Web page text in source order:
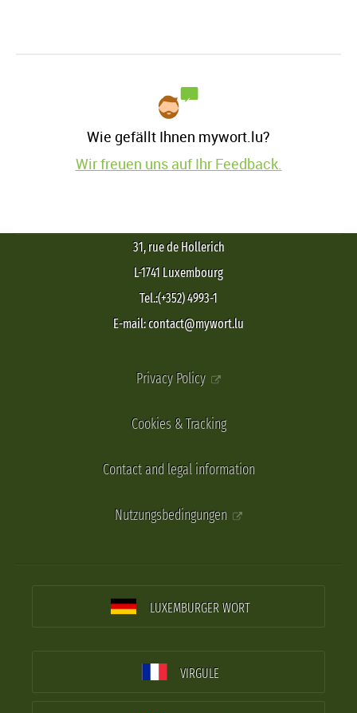
Wie gefällt Ihnen mywort.lu?
Wir freuen uns auf Ihr Feedback.
31, rue de Hollerich
L-1741 Luxembourg
Tel.:(+352) 4993-1
E-mail: contact@mywort.lu
Privacy Policy
Cookies & Tracking
Contact and legal information
Nutzungsbedingungen
LUXEMBURGER WORT
VIRGULE